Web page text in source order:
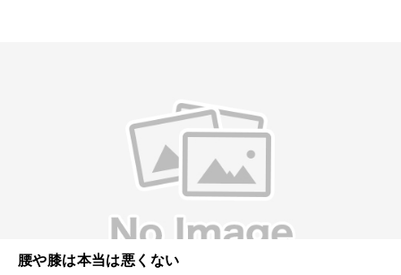
腰や膝は本当は悪くない